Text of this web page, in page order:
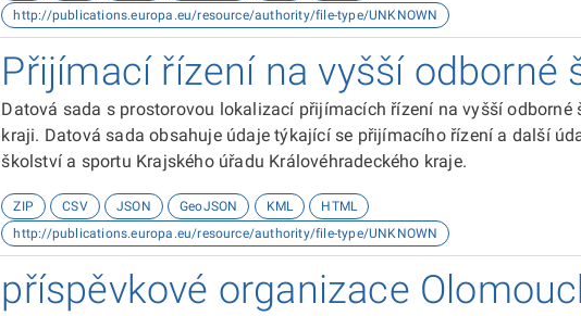
http://publications.europa.eu/resource/authority/file-type/UNKNOWN
Přijímací řízení na vyšší odborné
Datová sada s prostorovou lokalizací přijímacích řízení na vyšší odborné
kraji. Datová sada obsahuje údaje týkající se přijímacího řízení a další
školství a sportu Krajského úřadu Královéhradeckého kraje.
ZIP CSV JSON GeoJSON KML
HTML
http://publications.europa.eu/resource/authority/file-type/UNKNOWN
příspěvkové organizace